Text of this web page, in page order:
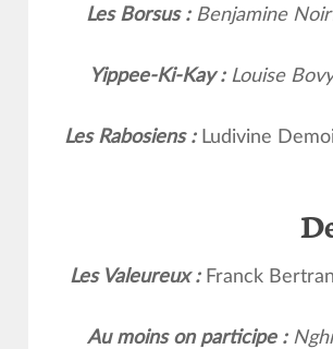
Les Borsus : Benjamine
Yippee-Ki-Kay : Louise
Les Rabosiens : Ludivine
Les Valeureux : Franck
Au moins on participe :